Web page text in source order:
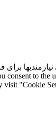
نیازمندیها برای
consent to
visit "Cookie